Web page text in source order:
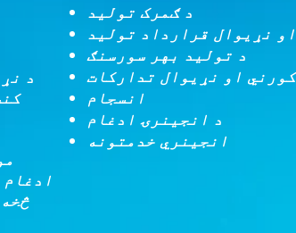
د
د ګمرک تولید
نړیوال قرارداد تولید
د تولید بهر سورسنګ
کورني او نړیوال تدارکات
انجینري خدمتونه